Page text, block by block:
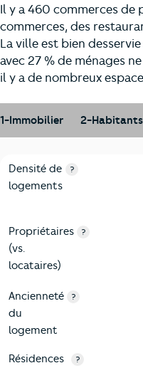
Il y a 460 commerces de
commerces, des
La ville est bien
avec 27 % de ménages
il y a de nombreux
1-Immobilier 2-Habitants
1-Immobilier
Critères Alençon
Densité de
logements
?
Propriétaires
(vs.
locataires)
?
Ancienneté
du
logement
?
Résidences
?